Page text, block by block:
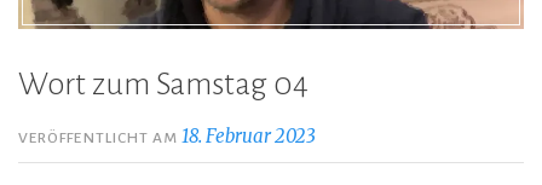
Wort zum Samstag 04
VERÖFFENTLICHT AM18. Februar 2023